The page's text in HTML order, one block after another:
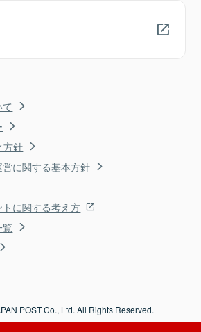
方針
に関する基本方針
に関する考え方
POST Co., Ltd. All Rights Reserved.